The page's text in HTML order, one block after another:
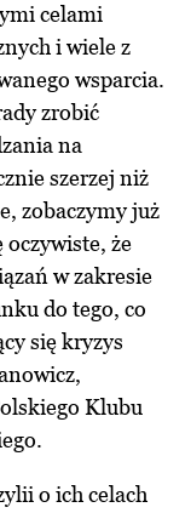
celami
i wiele z
wsparcia.
zrobić
na
szerzej niż
zobaczymy już
oczywiste, że
w zakresie
do tego, co
się kryzys
Klubu
o ich celach